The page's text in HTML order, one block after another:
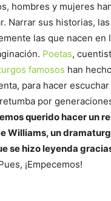
hombres y mujeres
Narrar sus historias,
las que nacen en
Poetas,
famosos han
para hacer
por
querido hacer un
Williams, un
se hizo leyenda
¡Empecemos!